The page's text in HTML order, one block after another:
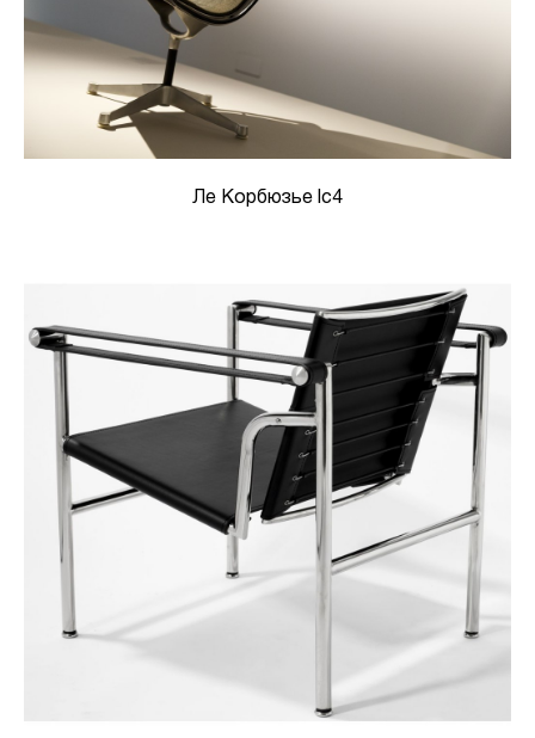
Ле Корбюзье lc4